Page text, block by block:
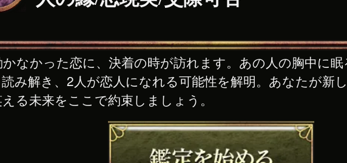
なかった恋に、決着の時が訪れます。あの人の胸中に
み解き、2人が恋人になれる可能性を解明。あなたが新
る未来をここで約束しましょう。